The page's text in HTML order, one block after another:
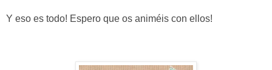
Y eso es todo! Espero que os animéis con ellos!